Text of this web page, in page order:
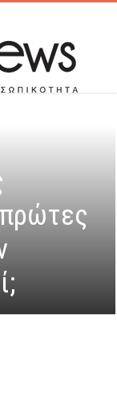
πρώτες